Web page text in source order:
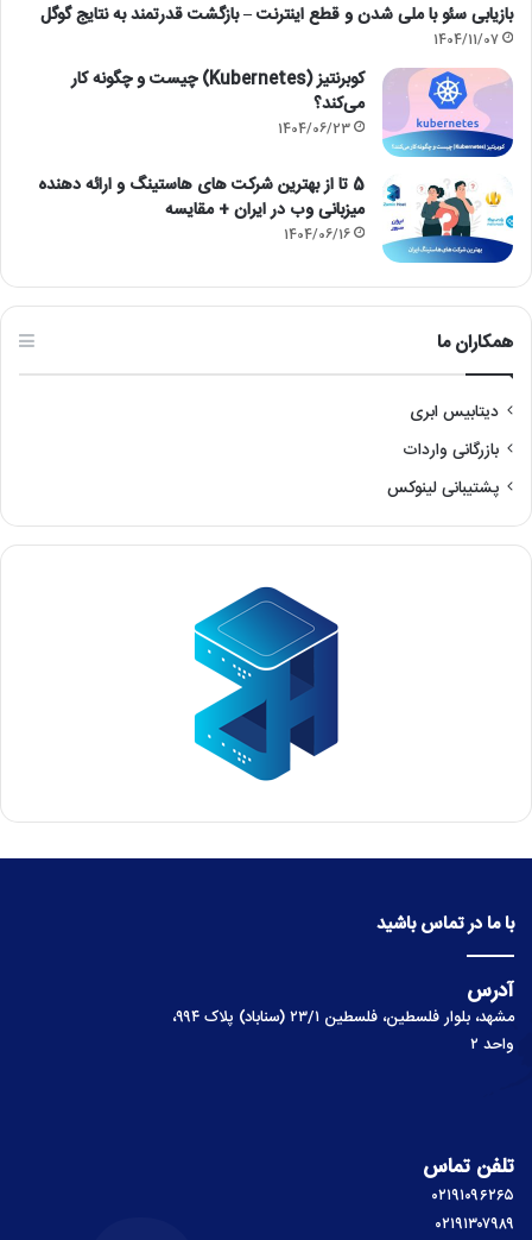
بازیابی سئو با ملی شدن و قطع اینترنت – بازگشت قدرتمند به نتایج گوگل
1404/11/07
کوبرنتیز (Kubernetes) چیست و چگونه کار
می‌کند؟
1404/06/23
5 تا از بهترین شرکت های هاستینگ و ارائه دهنده
میزبانی وب در ایران + مقایسه
1404/06/16
همکاران ما
دیتابیس ابری
بازرگانی واردات
پشتیبانی لینوکس
با ما در تماس باشید
آدرس
مشهد، بلوار فلسطین، فلسطین ۲۳/۱ (سناباد) پلاک ۹۹۴،
واحد ۲
تلفن تماس
۰۲۱۹۱۰۹۶۲۶۵
۰۲۱۹۱۳۰۷۹۸۹